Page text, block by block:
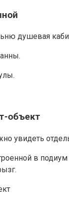
душевая
объект
увидеть
в